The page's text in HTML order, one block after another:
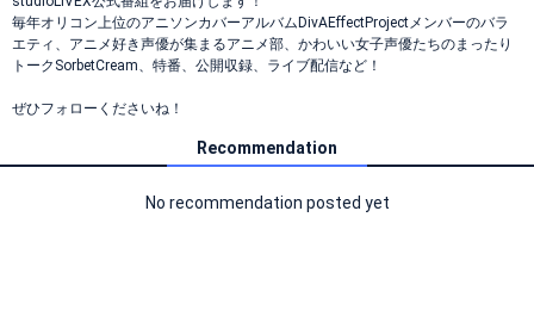
毎年オリコン上位のアニソンカバーアルバムDivAEffectProjectメンバーのバラ
エティ、アニメ好き声優が集まるアニメ部、かわいい女子声優たちのまったり
トークSorbetCream、特番、公開収録、ライブ配信など！
ぜひフォローくださいね！
Recommendation
No recommendation posted yet